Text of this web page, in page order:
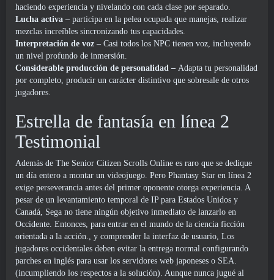
haciendo experiencia y nivelando con cada clase por separado.
Lucha activa – participa en la pelea ocupada que manejas, realizar
mezclas increíbles sincronizando tus capacidades.
Interpretación de voz – Casi todos los NPC tienen voz, incluyendo
un nivel profundo de inmersión.
Considerable producción de personalidad – Adapta tu personalidad
por completo, producir un carácter distintivo que sobresale de otros
jugadores.
Estrella de fantasía en línea 2
Testimonial
Además de The Senior Citizen Scrolls Online es raro que se dedique
un día entero a montar un videojuego. Pero Phantasy Star en línea 2
exige perseverancia antes del primer oponente otorga experiencia. A
pesar de un levantamiento temporal de IP para Estados Unidos y
Canadá, Sega no tiene ningún objetivo inmediato de lanzarlo en
Occidente. Entonces, para entrar en el mundo de la ciencia ficción
orientada a la acción., y comprender la interfaz de usuario, Los
jugadores occidentales deben evitar la entrega normal configurando
parches en inglés para usar los servidores web japoneses o SEA.
(incumpliendo los respectos a la solución). Aunque nunca jugué al